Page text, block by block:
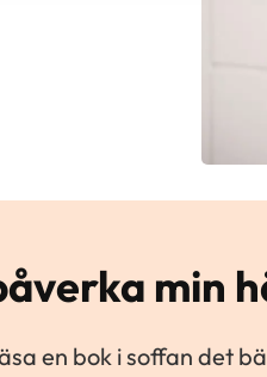
min
en bok i soffan det